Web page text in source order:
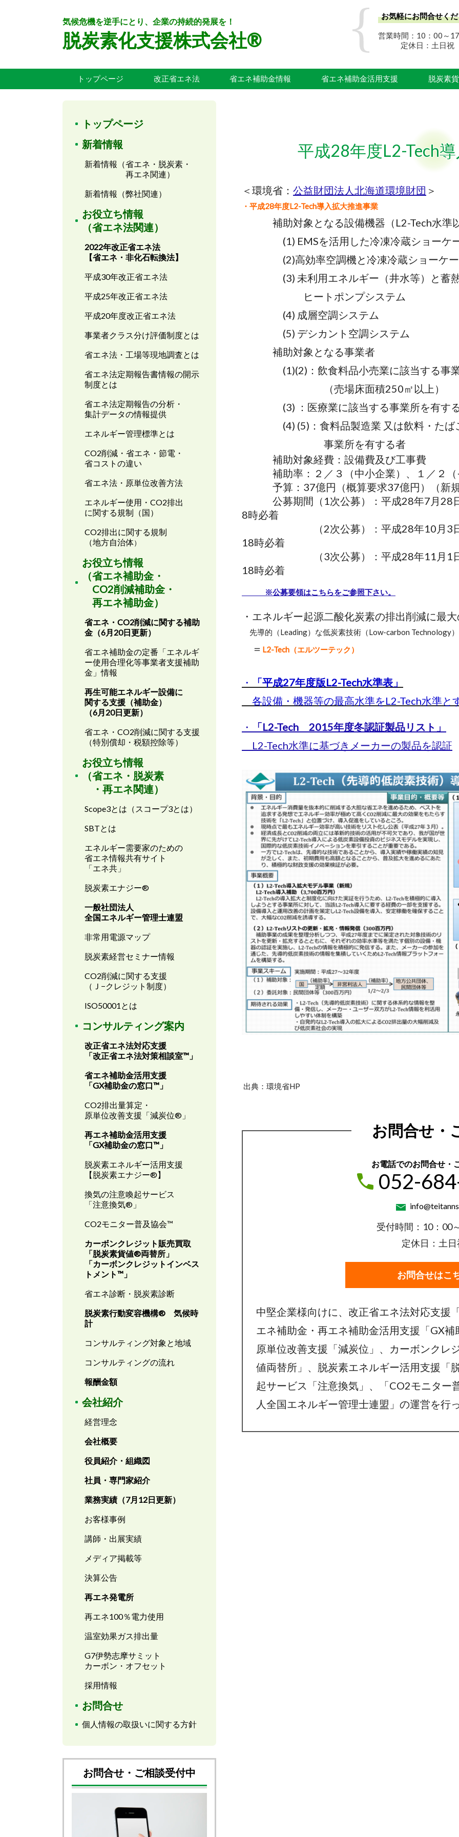
気候危機を逆手にとり、企業の持続的発展を！
脱炭素化支援株式会社®
お気軽にお問合せく
営業時間：10：00～
定休日：土日祝
トップページ 改正省エネ法 省エネ補助金情報 省エネ補助金活用支援 脱炭素
平成28年度L2-Tech
＜環境省： 公益財団法人北海道環境財団 ＞
・平成28年度L2-Tech導入拡大推進事業
補助対象となる設備機器（L2-Tech水準
(1) EMSを活用した冷凍冷蔵ショーケ
(2)高効率空調機と冷凍冷蔵ショーケ
(3) 未利用エネルギー（井水等）と蓄
ヒートポンプシステム
(4) 成層空調システム
(5) デシカント空調システム
補助対象となる事業者
(1)(2)：飲食料品小売業に該当する事業
（売場床面積250㎡以上）
(3) ：医療業に該当する事業所を有す
(4) (5)：食料品製造業 又は飲料・たばこ
事業所を有する者
補助対象経費：設備費及び工事費
補助率：２／３（中小企業）、１／２（
予算：37億円（概算要求37億円）（新
公募期間（1次公募）：平成28年7月28日
8時必着
（2次公募）： 平成28年10月3
18時必着
（3次公募）： 平成28年11月1
18時必着
※公募要領はこちらをご参照下さい。
・エネルギー起源二酸化炭素の排出削減に最
先導的（Leading）な低炭素技術 （Low-carbon Technology）
＝ L2-Tech（エルツーテック）
・
「平成27年度版L2-Tech水準表」
各設備・機器等の最高水準をL2-Tech水準と
・
「L2-Tech 2015年度冬認証製品リスト」
L2-Tech水準に基づきメーカーの製品を認証
出典：環境省HP
お問合せ・
お電話でのお問合せ・
052-
受付時間：10：00
定休日：土日
お問合せはこ
中堅企業様向けに、改正省エネ法対応支援
エネ補助金・再エネ補助金活用支援「GX
原単位改善支援「減炭位」、 カーボンクレ
値両替所」、 脱炭素エネルギー活用支援「
起サービス「注意換気」、「CO2モニター
人全国エネルギー管理士連盟」の運営を
トップページ
新着情報
新着情報（省エネ・脱炭素・
再エネ関連）
新着情報（弊社関連）
お役立ち情報
（省エネ法関連）
2022年改正省エネ法
【省エネ・非化石転換法】
平成30年改正省エネ法
平成25年改正省エネ法
平成20年度改正省エネ法
事業者クラス分け評価制度とは
省エネ法・工場等現地調査とは
省エネ法定期報告書情報の開示
制度とは
省エネ法定期報告の分析・
集計データの情報提供
エネルギー管理標準とは
CO2削減・省エネ・節電・
省コストの違い
省エネ法・原単位改善方法
エネルギー使用・CO2排出
に関する規制（国）
CO2排出に関する規制
（地方自治体）
お役立ち情報
（省エネ補助金・
CO2削減補助金・
再エネ補助金）
省エネ・CO2削減に関する補助
金（6月20日更新）
省エネ補助金の定番「エネルギ
ー使用合理化等事業者支援補助
金」情報
再生可能エネルギー設備に
関する支援（補助金）
（6月20日更新）
省エネ・CO2削減に関する支援
（特別償却・税額控除等）
お役立ち情報
（省エネ・脱炭素
・再エネ関連）
Scope3とは（スコープ3とは）
SBTとは
エネルギー需要家のための
省エネ情報共有サイト
「エネ共」
脱炭素エナジー®
一般社団法人
全国エネルギー管理士連盟
非常用電源マップ
脱炭素経営セミナー情報
CO2削減に関する支援
（Ｊ−クレジット制度）
ISO50001とは
コンサルティング案内
改正省エネ法対応支援
「改正省エネ法対策相談室™」
省エネ補助金活用支援
「GX補助金の窓口™ 」
CO2排出量算定・
原単位改善支援「減炭位®」
再エネ補助金活用支援
「GX補助金の窓口™ 」
脱炭素エネルギー活用支援
【脱炭素エナジー®】
換気の注意喚起サービス
「注意換気®」
CO2モニター普及協会™
カーボンクレジット販売買取
「脱炭素貨値®両替所」
「カーボンクレジットインベス
トメント™ 」
省エネ診断・脱炭素診断
脱炭素行動変容機構® 気候時
計
コンサルティング対象と地域
コンサルティングの流れ
報酬金額
会社紹介
経営理念
会社概要
役員紹介・組織図
社員・専門家紹介
業務実績（7月12日更新）
お客様事例
講師・出展実績
メディア掲載等
決算公告
再エネ発電所
再エネ100％電力使用
温室効果ガス排出量
G7伊勢志摩サミット
カーボン・オフセット
採用情報
お問合せ
個人情報の取扱いに関する方針
お問合せ・ご相談受付中